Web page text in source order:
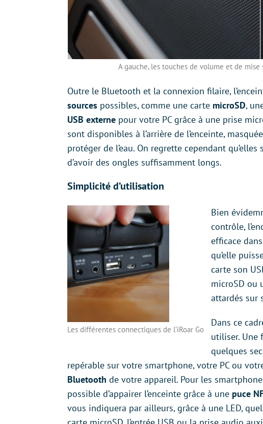
A gauche, les touches de volume et de
Outre le Bluetooth et la connexion filaire,
sources possibles, comme une carte microSD,
USB externe pour votre PC grâce à une prise
sont disponibles à l’arrière de l’enceinte,
protéger de l’eau. On regrette cependant
d’avoir des ongles suffisamment longs.
Simplicité d’utilisation
Les différentes connectiques de l’iRoar Go
Bien
contrôle,
efficace
qu’elle
carte son
microSD ou
attardés sur
Dans ce
utiliser. Une
quelques
repérable sur votre smartphone, votre PC ou
Bluetooth de votre appareil. Pour les
possible d’appairer l’enceinte grâce à une puce
vous indiquera par ailleurs, grâce à une LED,